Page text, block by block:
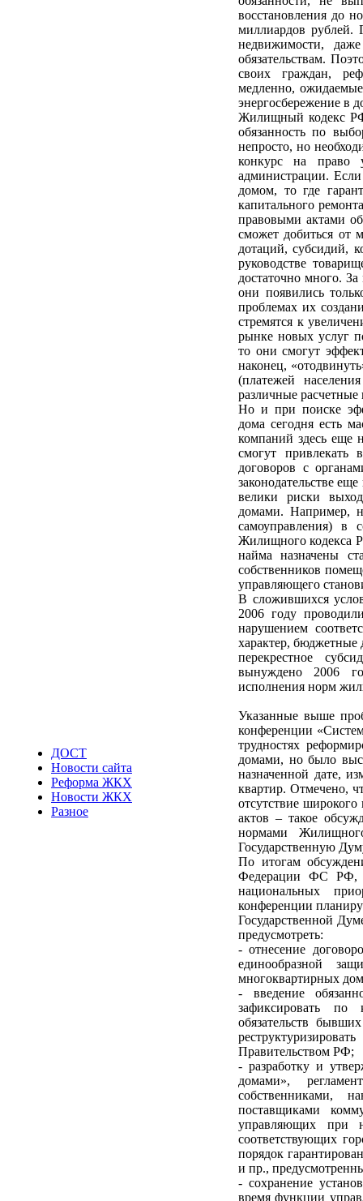
ДОСТ
Новости сайта
Реформа ЖКХ
Новости ЖКХ
Разное
восстановления до
миллиардов рублей.
недвижимости,
обязательствам.
своих граждан,
медленно,
энергосбережение в
Жилищный кодекс РФ
обязанность по
непросто, но
конкурс на право
администрации. Если
домом, то где
капитального
правовыми актами
сможет добиться от
дотаций, субсидий,
руководстве
достаточно много.
они появились
проблемах их
стремятся к
рынке новых услуг
то они смогут
наконец,
(платежей
различные
Но и при поиске
дома сегодня есть
компаний здесь еще
смогут привлекать
договоров с
законодательстве
велики риски
домами. Например,
самоуправления) в
Жилищного кодекса
найма назначены
собственников
управляющего
В сложившихся
2006 году
нарушением
характер, бюджетные
перекрестное
вынуждено 2006
исполнения норм
Указанные выше
конференции
трудностях
домами, но было
назначенной дате,
квартир. Отмечено,
отсутствие
актов – такое
нормами
Государственную
По итогам
Федерации ФС РФ,
национальных
конференции
Государственной
предусмотреть:
- отнесение
единообразной
многоквартирных
- введение
зафиксировать
обязательств
Правительством РФ;
- разработку и
домами»,
собственниками,
поставщиками
управляющих при
соответствующих
порядок
и пр.,
- сохранение
время функции